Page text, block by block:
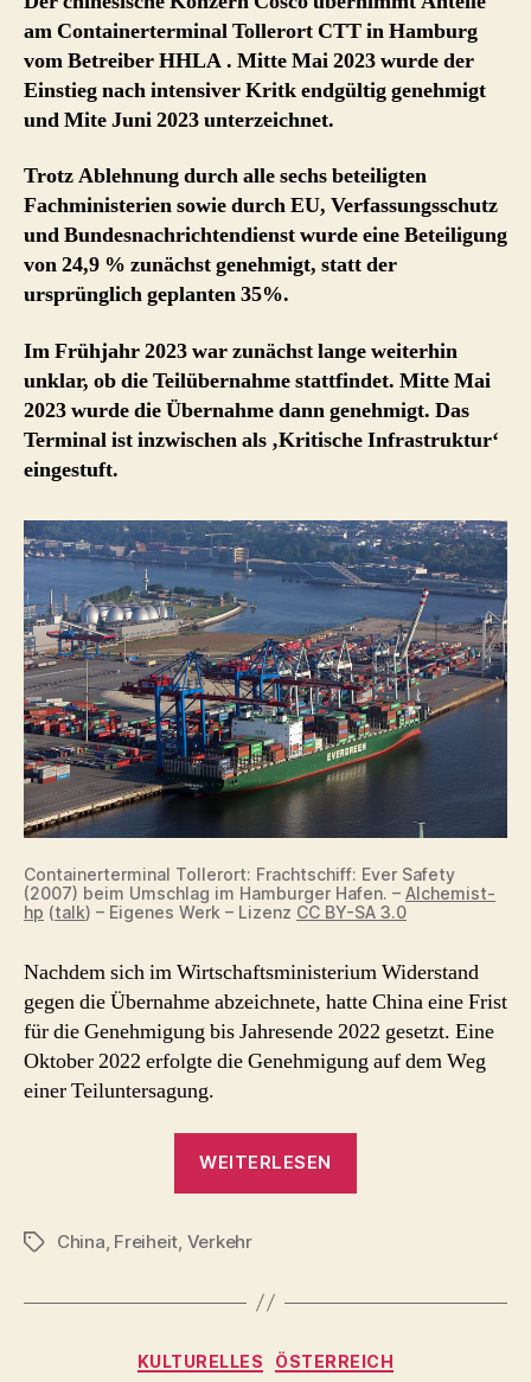
am Containerterminal Tollerort CTT in Hamburg
vom Betreiber HHLA . Mitte Mai 2023 wurde der
Einstieg nach intensiver Kritk endgültig genehmigt
und Mite Juni 2023 unterzeichnet.
Trotz Ablehnung durch alle sechs beteiligten
Fachministerien sowie durch EU, Verfassungsschutz
und Bundesnachrichtendienst wurde eine Beteiligung
von 24,9 % zunächst genehmigt, statt der
ursprünglich geplanten 35%.
Im Frühjahr 2023 war zunächst lange weiterhin
unklar, ob die Teilübernahme stattfindet. Mitte Mai
2023 wurde die Übernahme dann genehmigt. Das
Terminal ist inzwischen als ‚Kritische Infrastruktur‘
eingestuft.
Containerterminal Tollerort: Frachtschiff: Ever Safety
(2007) beim Umschlag im Hamburger Hafen. – Alchemist-
hp (talk) – Eigenes Werk – Lizenz CC BY-SA 3.0
Nachdem sich im Wirtschaftsministerium Widerstand
gegen die Übernahme abzeichnete, hatte China eine Frist
für die Genehmigung bis Jahresende 2022 gesetzt. Eine
Oktober 2022 erfolgte die Genehmigung auf dem Weg
einer Teiluntersagung.
WEITERLESEN
Einstieg“
Schlagwörter
China Freiheit Verkehr
Kategorien
KULTURELLES ÖSTERREICH